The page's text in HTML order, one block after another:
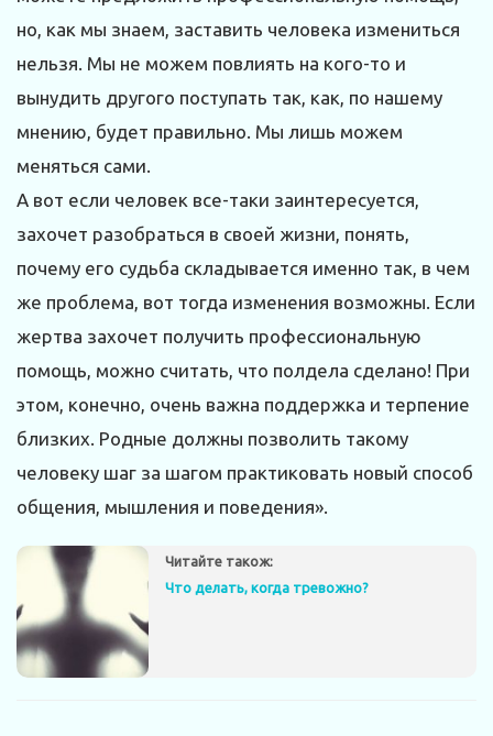
но, как мы знаем, заставить человека измениться
нельзя. Мы не можем повлиять на кого-то и
вынудить другого поступать так, как, по нашему
мнению, будет правильно. Мы лишь можем
меняться сами.
А вот если человек все-таки заинтересуется,
захочет разобраться в своей жизни, понять,
почему его судьба складывается именно так, в чем
же проблема, вот тогда изменения возможны. Если
жертва захочет получить профессиональную
помощь, можно считать, что полдела сделано! При
этом, конечно, очень важна поддержка и терпение
близких. Родные должны позволить такому
человеку шаг за шагом практиковать новый способ
общения, мышления и поведения».
Читайте також:
Что делать, когда тревожно?